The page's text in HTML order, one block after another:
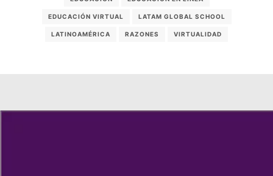
EDUCACIÓN VIRTUAL LATAM GLOBAL SCHOOL
LATINOAMÉRICA RAZONES VIRTUALIDAD